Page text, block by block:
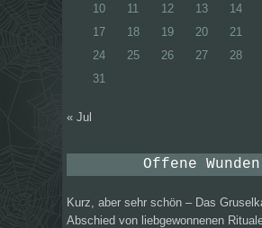
10
11 12 13 14
17
18 19 20 21
24
25 26 27 28
31
« Jul
Offene Wunden
Kurz, aber sehr schön – Das
Abschied von liebgewonnenen